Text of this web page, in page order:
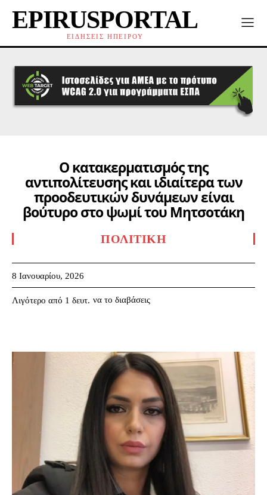
EPIRUSPORTAL
ΕΙΔΗΣΕΙΣ ΗΠΕΙΡΟΥ
Ο κατακερματισμός της
αντιπολίτευσης και ιδιαίτερα των
προοδευτικών δυνάμεων είναι
βούτυρο στο ψωμί του Μητσοτάκη
ΠΟΛΙΤΙΚΉ
8 Ιανουαρίου, 2026
Λιγότερο από 1 δευτ. να το διαβάσεις